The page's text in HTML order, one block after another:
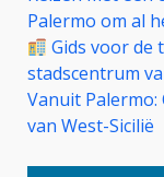
Palermo om al
Gids voor de
stadscentrum
Vanuit
van West-Sicilië